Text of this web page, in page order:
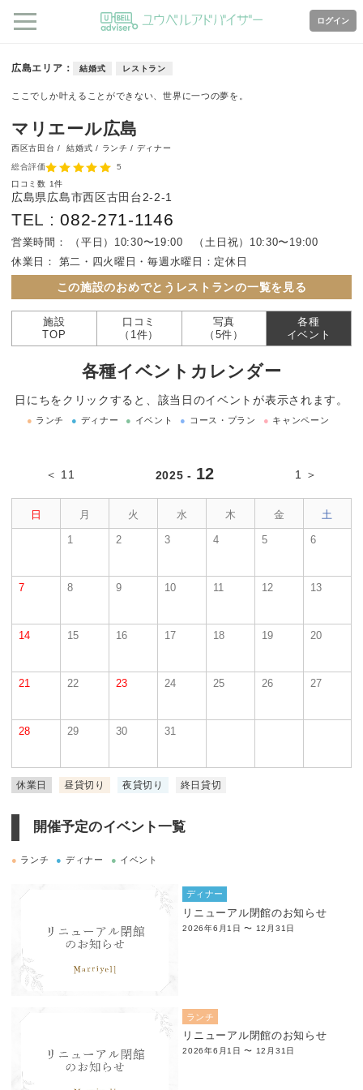
ログイン
広島エリア 結婚式 レストラン
ここでしか叶えることができない、世界に一つの夢を。
マリエール広島
西区古田台 /結婚式 / ランチ / ディナー
総合評価
5
口コミ数 1件
広島県広島市西区古田台2-2-1
TEL :082-271-1146
営業時間：
（平日）10:30〜19:00 （土日祝）10:30〜19:00
休業日：
第二・四火曜日・毎週水曜日：定休日
この施設のおめでとうレストランの一覧を見る
施設
TOP
口コミ
（1件）
写真
（5件）
各種
イベント
各種イベントカレンダー
日にちをクリックすると、該当日のイベントが表示されます。
● ランチ ● ディナー ● イベント ● コース・プラン ● キャンペーン
＜ 11 2025 - 12 1 ＞
日 月 火 水 木 金 土
1 2 3 4 5 6
7 8 9 10 11 12 13
14 15 16 17 18 19 20
21 22 23 24 25 26 27
28 29 30 31
休業日 昼貸切り 夜貸切り 終日貸切
開催予定のイベント一覧
● ランチ ● ディナー ● イベント
ディナー
リニューアル閉館のお知らせ
2026年6月1日 〜 12月31日
ランチ
リニューアル閉館のお知らせ
2026年6月1日 〜 12月31日